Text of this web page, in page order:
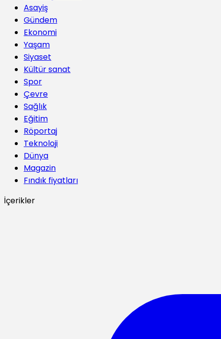
Asayiş
Gündem
Ekonomi
Yaşam
Siyaset
Kültür sanat
Spor
Çevre
Sağlık
Eğitim
Röportaj
Teknoloji
Dünya
Magazin
Fındık fiyatları
İçerikler